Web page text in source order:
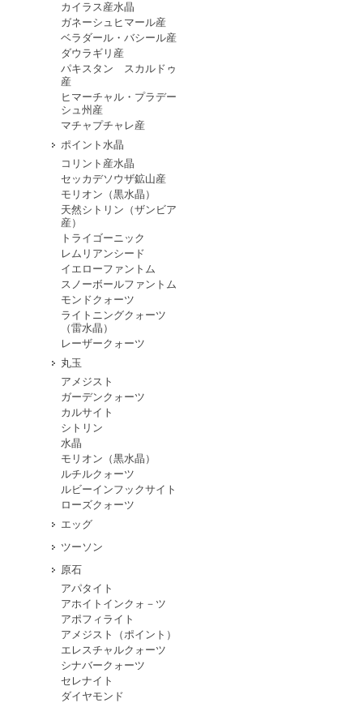
カイラス産水晶
ガネーシュヒマール産
ベラダール・バシール産
ダウラギリ産
パキスタン スカルドゥ
産
ヒマーチャル・プラデー
シュ州産
マチャプチャレ産
ポイント水晶
コリント産水晶
セッカデソウザ鉱山産
モリオン（黒水晶）
天然シトリン（ザンビア
産）
トライゴーニック
レムリアンシード
イエローファントム
スノーボールファントム
モンドクォーツ
ライトニングクォーツ
（雷水晶）
レーザークォーツ
丸玉
アメジスト
ガーデンクォーツ
カルサイト
シトリン
水晶
モリオン（黒水晶）
ルチルクォーツ
ルビーインフックサイト
ローズクォーツ
エッグ
ツーソン
原石
アパタイト
アホイトインクォ－ツ
アポフィライト
アメジスト（ポイント）
エレスチャルクォーツ
シナバークォーツ
セレナイト
ダイヤモンド